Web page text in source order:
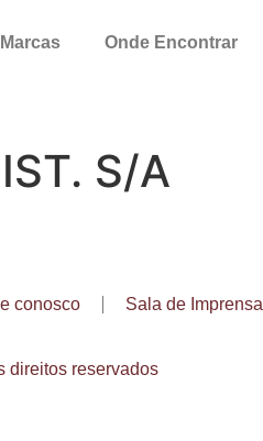
Onde Encontrar
S/A
conosco Sala de Imprensa
direitos reservados